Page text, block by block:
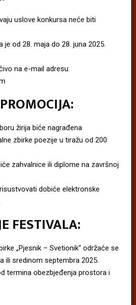
uslove konkursa neće biti
je od 28. maja do 28. juna 2025.
na e-mail adresu:
žirija biće nagrađena
zbirke poezije u tiražu od 200
zahvalnice ili diplome na završnoj
dobiće elektronske
FESTIVALA:
„Pjesnik – Svetionik“ održaće se
ili sredinom septembra 2025.
termina obezbjeđenja prostora i